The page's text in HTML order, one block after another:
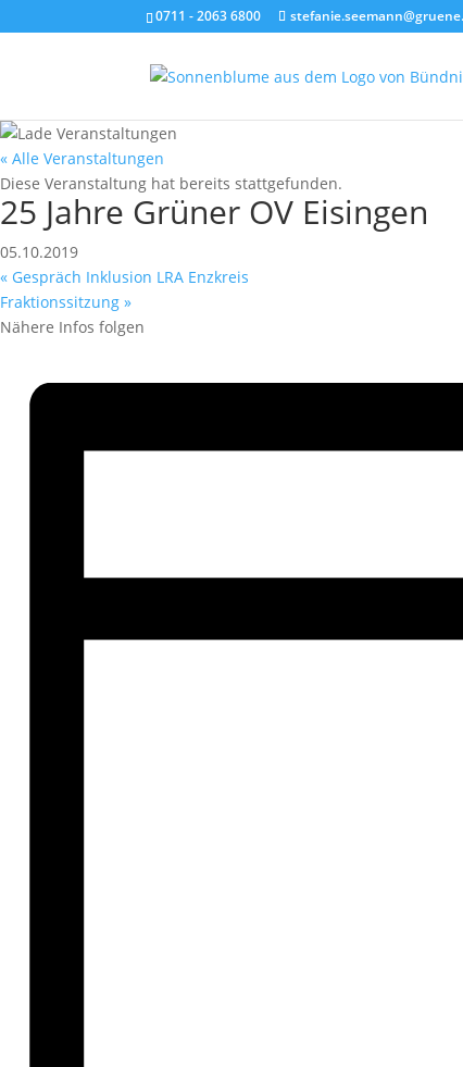
0711 - 2063 6800
« Alle Veranstaltungen
Diese Veranstaltung hat bereits stattgefunden.
25 Jahre Grüner OV Eisingen
05.10.2019
« Gespräch Inklusion LRA Enzkreis
Fraktionssitzung »
Nähere Infos folgen